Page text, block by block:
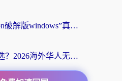
海外党别踩坑！“vpn破解版windows”真的能用？教你选对回国加速器无缝刷国内资源
北美看剧神器怎么选？2026海外华人无缝访问国内资源全攻略